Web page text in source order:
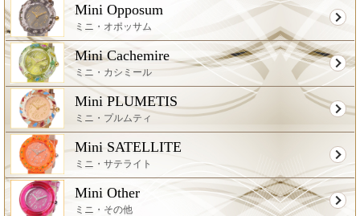
Mini Opposum
ミニ・オポッサム
Mini Cachemire
ミニ・カシミール
Mini PLUMETIS
ミニ・プルムティ
Mini SATELLITE
ミニ・サテライト
Mini Other
ミニ・その他